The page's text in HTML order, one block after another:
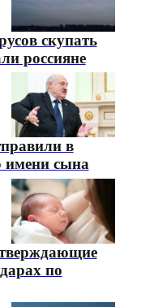
скупать
россияне
в
имени сына
по